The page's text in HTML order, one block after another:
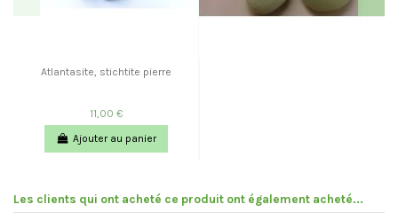
Atlantasite, stichtite pierre
11,00 €
Ajouter au panier
Les clients qui ont acheté ce produit ont également acheté...